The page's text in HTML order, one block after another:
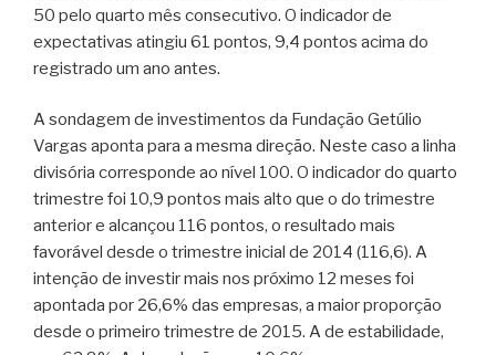
50 pelo quarto mês consecutivo. O indicador de
expectativas atingiu 61 pontos, 9,4 pontos acima do
registrado um ano antes.
A sondagem de investimentos da Fundação Getúlio
Vargas aponta para a mesma direção. Neste caso a linha
divisória corresponde ao nível 100. O indicador do quarto
trimestre foi 10,9 pontos mais alto que o do trimestre
anterior e alcançou 116 pontos, o resultado mais
favorável desde o trimestre inicial de 2014 (116,6). A
intenção de investir mais nos próximo 12 meses foi
apontada por 26,6% das empresas, a maior proporção
desde o primeiro trimestre de 2015. A de estabilidade,